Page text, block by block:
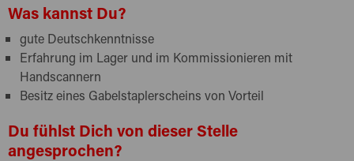
Was kannst Du?
gute Deutschkenntnisse
Erfahrung im Lager und im Kommissionieren mit
Handscannern
Besitz eines Gabelstaplerscheins von Vorteil
Du fühlst Dich von dieser Stelle
angesprochen?